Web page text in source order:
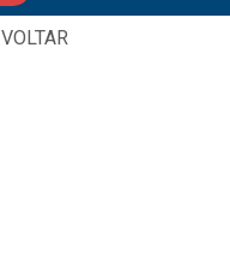
VOLTAR